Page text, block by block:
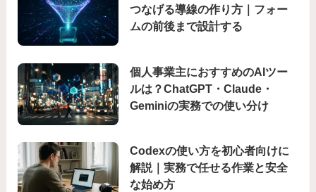
つなげる導線の作り方｜フォー
ムの前後まで設計する
個人事業主におすすめのAIツー
ルは？ChatGPT・Claude・
Geminiの実務での使い分け
Codexの使い方を初心者向けに
解説｜実務で任せる作業と安全
な始め方